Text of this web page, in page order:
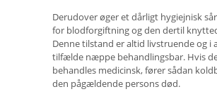
Derudover øger et dårligt hygiejnisk
for blodforgiftning og den dertil
Denne tilstand er altid livstruende og i
tilfælde næppe behandlingsbar. Hvis
behandles medicinsk, fører sådan
den pågældende persons død.